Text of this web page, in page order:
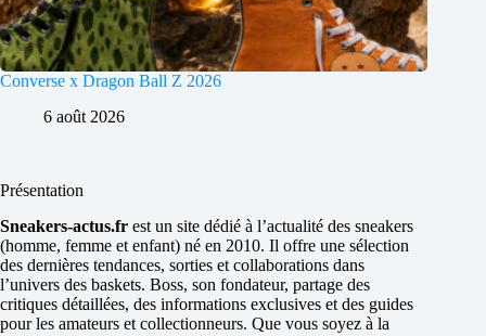
Converse x Dragon Ball Z 2026
6 août 2026
Présentation
Sneakers-actus.fr est un site dédié à l’actualité des sneakers
(homme, femme et enfant) né en 2010. Il offre une sélection
des dernières tendances, sorties et collaborations dans
l’univers des baskets. Boss, son fondateur, partage des
critiques détaillées, des informations exclusives et des guides
pour les amateurs et collectionneurs. Que vous soyez à la